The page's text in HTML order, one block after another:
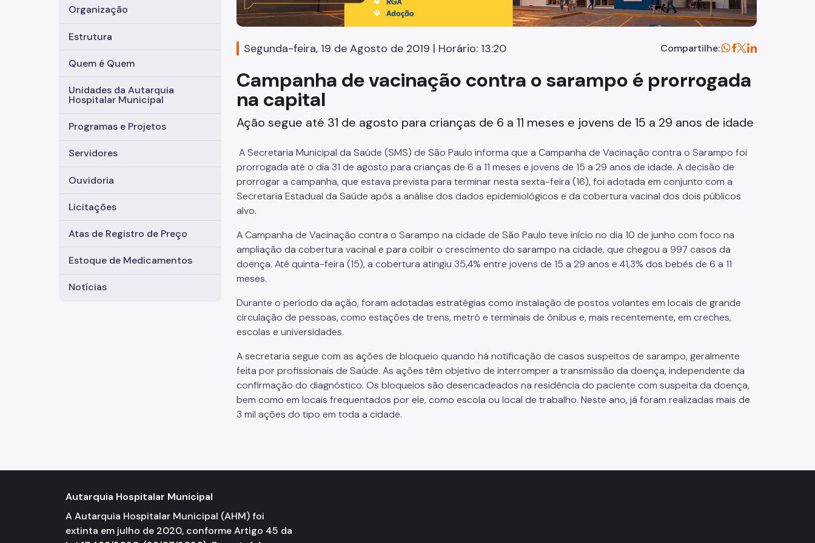
Organização
Estrutura
Quem é Quem
Unidades da Autarquia
Hospitalar Municipal
Programas e Projetos
Servidores
Ouvidoria
Licitações
Atas de Registro de Preço
Estoque de Medicamentos
Notícias
Segunda-feira, 19 de Agosto de 2019 | Horário: 13:20 Compartilhe:
Campanha de vacinação contra o sarampo é prorrogada
na capital
Ação segue até 31 de agosto para crianças de 6 a 11 meses e jovens de 15 a 29 anos de idade
A Secretaria Municipal da Saúde (SMS) de São Paulo informa que a Campanha de Vacinação contra o Sarampo foi
prorrogada até o dia 31 de agosto para crianças de 6 a 11 meses e jovens de 15 a 29 anos de idade. A decisão de
prorrogar a campanha, que estava prevista para terminar nesta sexta-feira (16), foi adotada em conjunto com a
Secretaria Estadual da Saúde após a análise dos dados epidemiológicos e da cobertura vacinal dos dois públicos
alvo.
A Campanha de Vacinação contra o Sarampo na cidade de São Paulo teve início no dia 10 de junho com foco na
ampliação da cobertura vacinal e para coibir o crescimento do sarampo na cidade, que chegou a 997 casos da
doença. Até quinta-feira (15), a cobertura atingiu 35,4% entre jovens de 15 a 29 anos e 41,3% dos bebês de 6 a 11
meses.
Durante o período da ação, foram adotadas estratégias como instalação de postos volantes em locais de grande
circulação de pessoas, como estações de trens, metrô e terminais de ônibus e, mais recentemente, em creches,
escolas e universidades.
A secretaria segue com as ações de bloqueio quando há notificação de casos suspeitos de sarampo, geralmente
feita por profissionais de Saúde. As ações têm objetivo de interromper a transmissão da doença, independente da
confirmação do diagnóstico. Os bloqueios são desencadeados na residência do paciente com suspeita da doença,
bem como em locais frequentados por ele, como escola ou local de trabalho. Neste ano, já foram realizadas mais de
3 mil ações do tipo em toda a cidade.
Autarquia Hospitalar Municipal
A Autarquia Hospitalar Municipal (AHM) foi
extinta em julho de 2020, conforme Artigo 45 da